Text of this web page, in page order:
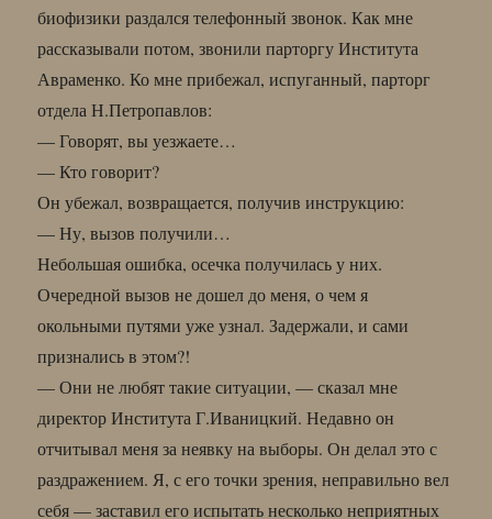
биофизики раздался телефонный звонок. Как мне
рассказывали потом, звонили парторгу Института
Авраменко. Ко мне прибежал, испуганный, парторг
отдела Н.Петропавлов:
— Говорят, вы уезжаете…
— Кто говорит?
Он убежал, возвращается, получив инструкцию:
— Ну, вызов получили…
Небольшая ошибка, осечка получилась у них.
Очередной вызов не дошел до меня, о чем я
окольными путями уже узнал. Задержали, и сами
признались в этом?!
— Они не любят такие ситуации, — сказал мне
директор Института Г.Иваницкий. Недавно он
отчитывал меня за неявку на выборы. Он делал это с
раздражением. Я, с его точки зрения, неправильно вел
себя — заставил его испытать несколько неприятных